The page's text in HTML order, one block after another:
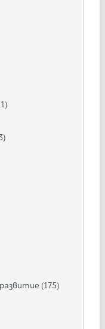
(175)